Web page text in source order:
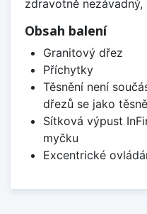
zdravotně nezávadný,
Obsah balení
Granitový dřez
Příchytky
Těsnění není
dřezů se jako
Sítková výpust
myčku
Excentrické